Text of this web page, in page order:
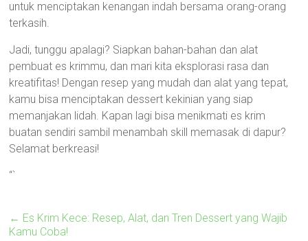
untuk menciptakan kenangan indah bersama orang-orang
terkasih.
Jadi, tunggu apalagi? Siapkan bahan-bahan dan alat
pembuat es krimmu, dan mari kita eksplorasi rasa dan
kreatifitas! Dengan resep yang mudah dan alat yang tepat,
kamu bisa menciptakan dessert kekinian yang siap
memanjakan lidah. Kapan lagi bisa menikmati es krim
buatan sendiri sambil menambah skill memasak di dapur?
Selamat berkreasi!
“`
← Es Krim Kece: Resep, Alat, dan Tren Dessert yang Wajib
Kamu Coba!